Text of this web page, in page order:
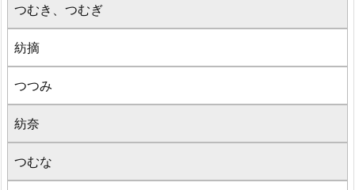
つむき、つむぎ
紡摘
つつみ
紡奈
つむな